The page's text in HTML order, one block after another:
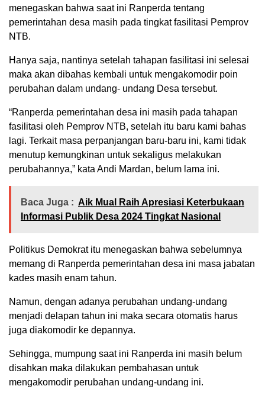
menegaskan bahwa saat ini Ranperda tentang
pemerintahan desa masih pada tingkat fasilitasi Pemprov
NTB.
Hanya saja, nantinya setelah tahapan fasilitasi ini selesai
maka akan dibahas kembali untuk mengakomodir poin
perubahan dalam undang- undang Desa tersebut.
“Ranperda pemerintahan desa ini masih pada tahapan
fasilitasi oleh Pemprov NTB, setelah itu baru kami bahas
lagi. Terkait masa perpanjangan baru-baru ini, kami tidak
menutup kemungkinan untuk sekaligus melakukan
perubahannya,” kata Andi Mardan, belum lama ini.
Baca Juga : Aik Mual Raih Apresiasi Keterbukaan
Informasi Publik Desa 2024 Tingkat Nasional
Politikus Demokrat itu menegaskan bahwa sebelumnya
memang di Ranperda pemerintahan desa ini masa jabatan
kades masih enam tahun.
Namun, dengan adanya perubahan undang-undang
menjadi delapan tahun ini maka secara otomatis harus
juga diakomodir ke depannya.
Sehingga, mumpung saat ini Ranperda ini masih belum
disahkan maka dilakukan pembahasan untuk
mengakomodir perubahan undang-undang ini.